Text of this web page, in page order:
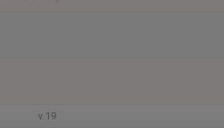
v.19